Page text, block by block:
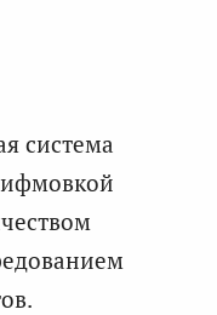
система